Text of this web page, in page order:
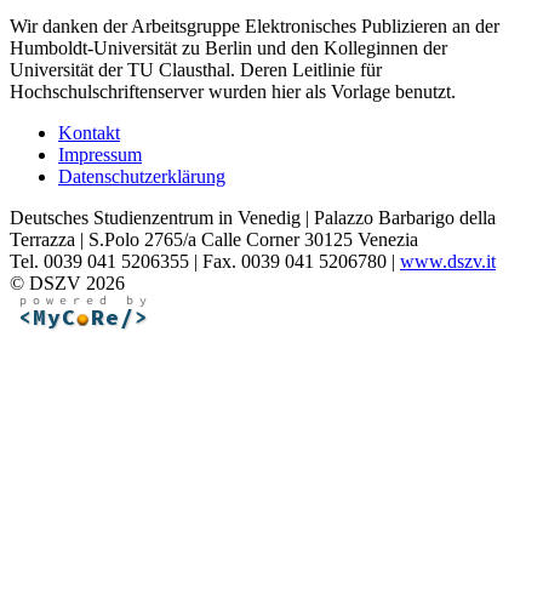
Wir danken der Arbeitsgruppe Elektronisches Publizieren an der
Humboldt-Universität zu Berlin und den Kolleginnen der
Universität der TU Clausthal. Deren Leitlinie für
Hochschulschriftenserver wurden hier als Vorlage benutzt.
Kontakt
Impressum
Datenschutzerklärung
Deutsches Studienzentrum in Venedig | Palazzo Barbarigo della
Terrazza | S.Polo 2765/a Calle Corner 30125 Venezia
Tel. 0039 041 5206355 | Fax. 0039 041 5206780 | www.dszv.it
© DSZV 2026